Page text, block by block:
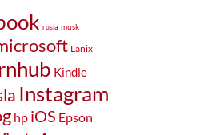
rusia musk
Lanix
Kindle
Instagram
hp iOS Epson